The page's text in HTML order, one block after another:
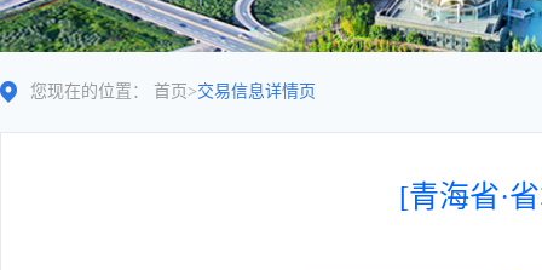
您现在的位置： 首页 >交易信息详情页
[青海省·